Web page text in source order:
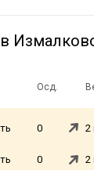
Осд.
0 2
0 2